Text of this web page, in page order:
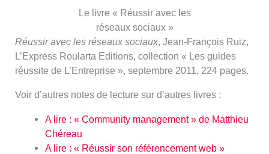
Le livre « Réussir avec les
réseaux sociaux »
Réussir avec les réseaux sociaux, Jean-François Ruiz,
L’Express Roularta Editions, collection « Les guides
réussite de L’Entreprise », septembre 2011, 224 pages.
Voir d’autres notes de lecture sur d’autres livres :
A lire : « Community management » de Matthieu
Chéreau
A lire : « Réussir son référencement web »